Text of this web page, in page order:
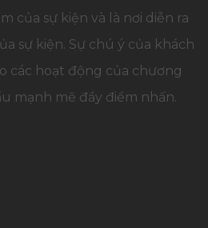
của sự kiện và là nơi diễn ra
sự kiện. Sự chú ý của khách
các hoạt động của chương
mạnh mẽ đầy điểm nhấn.